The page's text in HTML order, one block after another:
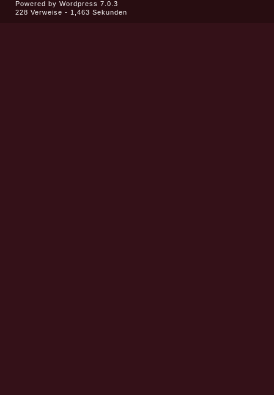
Powered by Wordpress 7.0.3
228 Verweise - 1,463 Sekunden